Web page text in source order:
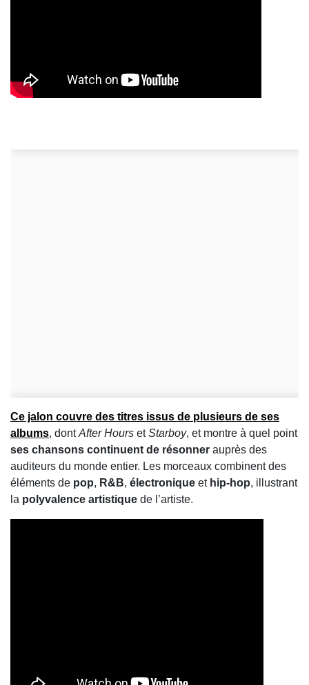
Ce jalon couvre des titres issus de plusieurs de ses
albums, dontAfter Hours etStarboy, et montre à quel point
ses chansons continuent de résonner auprès des
auditeurs du monde entier. Les morceaux combinent des
éléments de pop, R&B, électronique et hip‑hop, illustrant
la polyvalence artistique de l’artiste.